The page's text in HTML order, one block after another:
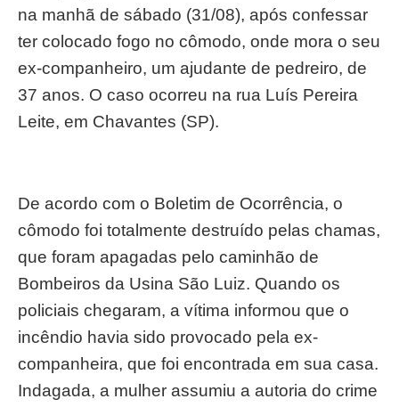
na manhã de sábado (31/08), após confessar
ter colocado fogo no cômodo, onde mora o seu
ex-companheiro, um ajudante de pedreiro, de
37 anos. O caso ocorreu na rua Luís Pereira
Leite, em Chavantes (SP).
De acordo com o Boletim de Ocorrência, o
cômodo foi totalmente destruído pelas chamas,
que foram apagadas pelo caminhão de
Bombeiros da Usina São Luiz. Quando os
policiais chegaram, a vítima informou que o
incêndio havia sido provocado pela ex-
companheira, que foi encontrada em sua casa.
Indagada, a mulher assumiu a autoria do crime